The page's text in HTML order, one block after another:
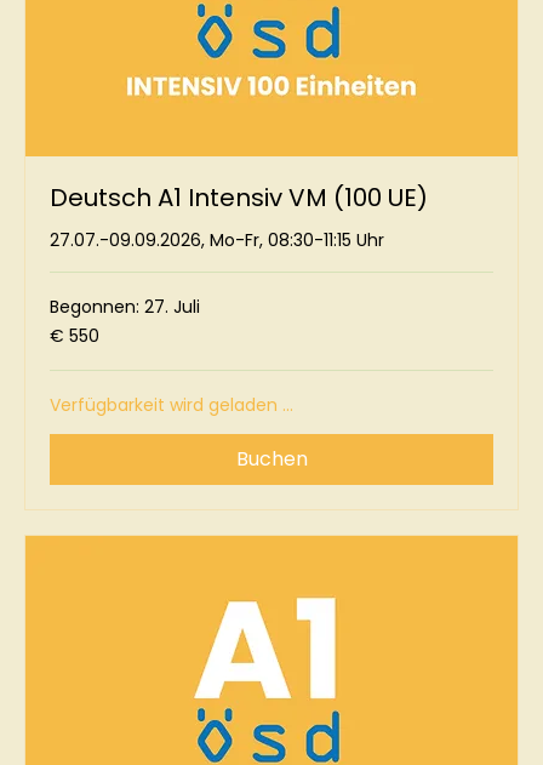
Deutsch A1 Intensiv VM (100 UE)
27.07.-09.09.2026, Mo-Fr, 08:30-11:15 Uhr
Begonnen: 27. Juli
550
Euro
€ 550
Verfügbarkeit wird geladen ...
Buchen